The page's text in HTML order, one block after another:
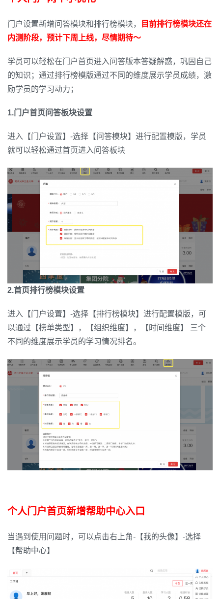
门户设置新增问答模块和排行榜模块，
目前排行榜模块还在
内测阶段，预计下周上线，尽情期待～
学员可以轻松在门户首页进入问答版本答疑解惑，巩固自己
的知识；通过排行榜模版通过不同的维度展示学员成绩，激
励学员的学习动力；
1.门户首页问答板块设置
进入【门户设置】-选择【问答模块】进行配置模版，学员
就可以轻松通过首页进入问答板块
2.首页排行榜模块设置
进入【门户设置】-选择【排行榜模块】进行配置模版，可
以通过【榜单类型】，【组织维度】，【时间维度】 三个
不同的维度展示学员的学习情况排名。
个人门户首页新增帮助中心入口
当遇到使用问题时，可以点击右上角-【我的头像】-选择
【帮助中心】